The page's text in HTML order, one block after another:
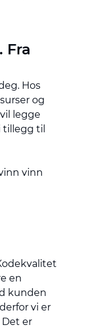
Fra
Hos
og
legge
til
vinn
en
kunden
vi er
er